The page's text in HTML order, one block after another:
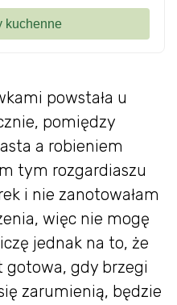
powstała u
pomiędzy
a robieniem
tym rozgardiaszu
i nie zanotowałam
więc nie mogę
jednak na to, że
gdy brzegi
zarumienią, będzie